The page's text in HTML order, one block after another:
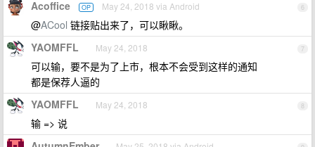
6
Acoffice OP May 24, 2018 via Android
@ACool 链接贴出来了，可以瞅瞅。
7
YAOMFFL May 24, 2018
可以输，要不是为了上市，根本不会受到这样的通知
都是保荐人逼的
8
YAOMFFL May 24, 2018
输 => 说